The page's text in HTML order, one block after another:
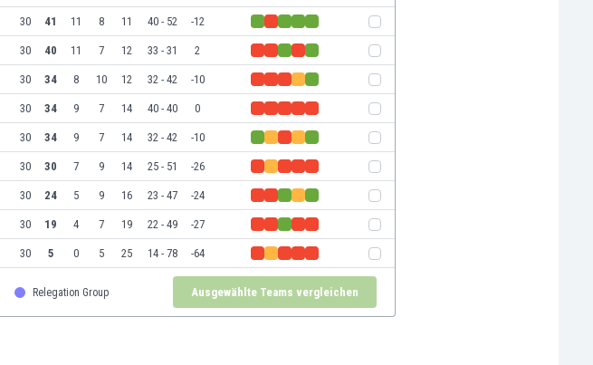
30 41 11 8 11 40 - 52 -12
30 40 11 7 12 33 - 31 2
30 34 8 10 12 32 - 42 -10
30 34 9 7 14 40 - 40 0
30 34 9 7 14 32 - 42 -10
30 30 7 9 14 25 - 51 -26
30 24 5 9 16 23 - 47 -24
30 19 4 7 19 22 - 49 -27
30 5 0 5 25 14 - 78 -64
Relegation Group Ausgewählte Teams vergleichen